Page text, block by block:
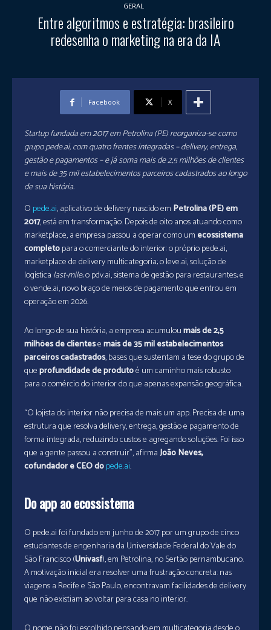
GERAL
Entre algoritmos e estratégia: brasileiro
redesenha o marketing na era da IA
Facebook X
Startup fundada em 2017 em Petrolina (PE) reorganiza-se como
grupo pede.ai, com quatro frentes integradas – delivery, entrega,
gestão e pagamentos – e já soma mais de 2,5 milhões de clientes
e mais de 35 mil estabelecimentos parceiros cadastrados ao longo
de sua história.
O pede.ai, aplicativo de delivery nascido em Petrolina (PE) em
2017, está em transformação. Depois de oito anos atuando como
marketplace, a empresa passou a operar como um ecossistema
completopara o comerciante do interior: o próprio pede.ai,
marketplace de delivery multicategoria; o leve.ai, solução de
logística last-mile; o pdv.ai, sistema de gestão para restaurantes; e
o vende.ai, novo braço de meios de pagamento que entrou em
operação em 2026.
Ao longo de sua história, a empresa acumuloumais de 2,5
milhões de clientesemais de 35 mil estabelecimentos
parceiros cadastrados, bases que sustentam a tese do grupo de
queprofundidade de produtoé um caminho mais robusto
para o comércio do interior do que apenas expansão geográfica.
“O lojista do interior não precisa de mais um app. Precisa de uma
estrutura que resolva delivery, entrega, gestão e pagamento de
forma integrada, reduzindo custos e agregando soluções. Foi isso
que a gente passou a construir”, afirmaJoão Neves,
cofundador e CEO dopede.ai.
Do app ao ecossistema
O pede.ai foi fundado em junho de 2017 por um grupo de cinco
estudantes de engenharia da Universidade Federal do Vale do
São Francisco (Univasf), em Petrolina, no Sertão pernambucano.
A motivação inicial era resolver uma frustração concreta: nas
viagens a Recife e São Paulo, encontravam facilidades de delivery
que não existiam ao voltar para casa no interior.